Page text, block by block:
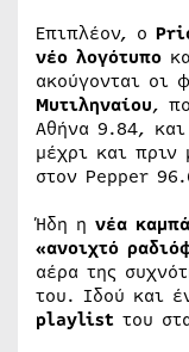
Επιπλέον, ο
νέο λογότυπο
ακούγονται οι
Μυτιληναίου,
Αθήνα 9.84, και
μέχρι και πριν
στον Pepper
Ήδη η νέα
«ανοιχτό
αέρα της
του. Ιδού και
playlist του